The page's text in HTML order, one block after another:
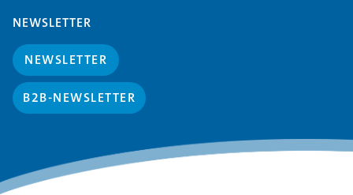
NEWSLETTER
NEWSLETTER
B2B-NEWSLETTER